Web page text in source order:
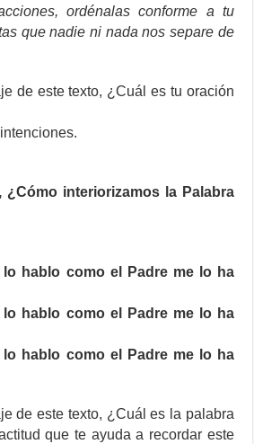
ordénalas conforme a tu
que nadie ni nada nos separe de
de este texto, ¿Cuál es tu oración
¿Cómo interiorizamos la Palabra
hablo como el Padre me lo ha
hablo como el Padre me lo ha
hablo como el Padre me lo ha
de este texto, ¿Cuál es la palabra
que te ayuda a recordar este